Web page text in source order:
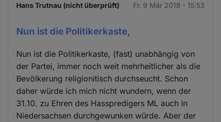
Hans Trutnau (nicht überprüft) Fr. 9 Mär 2018 - 15:53
Nun ist die Politikerkaste,
Nun ist die Politikerkaste, (fast) unabhängig von
der Partei, immer noch weit mehrheitlicher als die
Bevölkerung religionitisch durchseucht. Schon
daher würde ich mich nicht wundern, wenn der
31.10. zu Ehren des Hasspredigers ML auch in
Niedersachsen durchgewunken würde. Aber der